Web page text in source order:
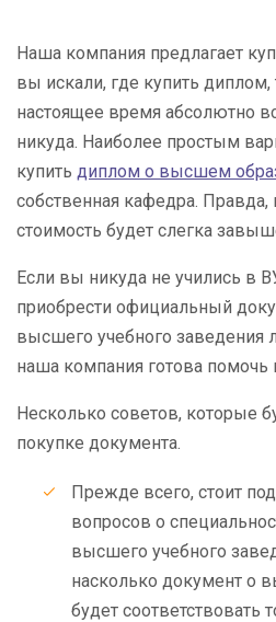
Наша компания предлагает
вы искали, где купить диплом,
настоящее время абсолютно
никуда. Наиболее простым
купить диплом о высшем
собственная кафедра. Правда,
стоимость будет слегка
Если вы никуда не учились в
приобрести официальный
высшего учебного заведения
наша компания готова помочь
Несколько советов, которые
покупке документа.
Прежде всего, стоит
вопросов о
высшего учебного
насколько документ о
будет соответствовать